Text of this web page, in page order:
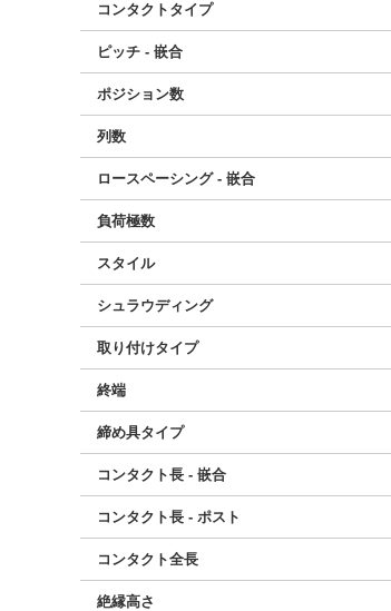
コンタクトタイプ
ピッチ - 嵌合
ポジション数
列数
ロースペーシング - 嵌合
負荷極数
スタイル
シュラウディング
取り付けタイプ
終端
締め具タイプ
コンタクト長 - 嵌合
コンタクト長 - ポスト
コンタクト全長
絶縁高さ